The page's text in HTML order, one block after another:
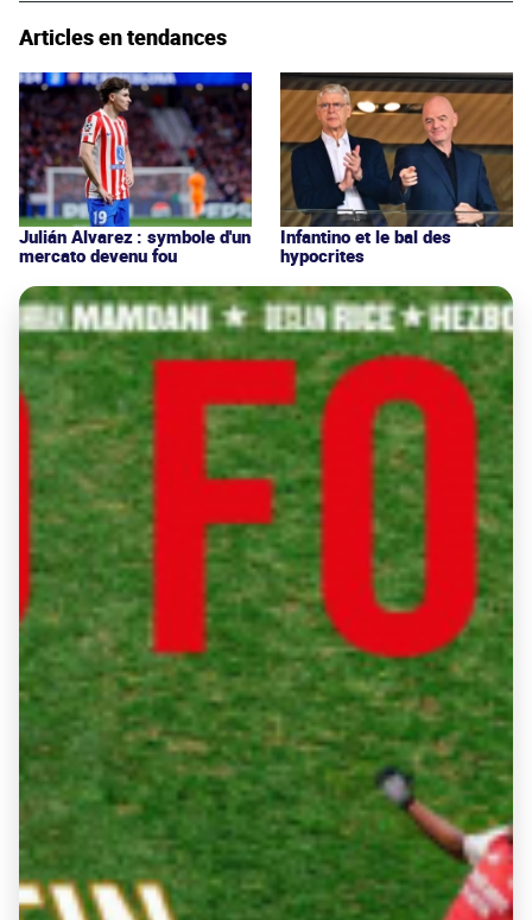
Articles en tendances
Julián Alvarez : symbole d'un
mercato devenu fou
Infantino et le bal des
hypocrites